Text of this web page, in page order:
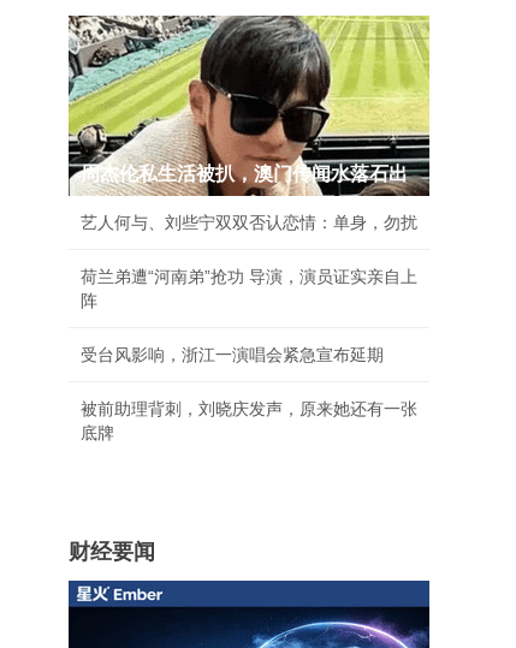
周杰伦私生活被扒，澳门传闻水落石出
艺人何与、刘些宁双双否认恋情：单身，勿扰
荷兰弟遭“河南弟”抢功 导演，演员证实亲自上
阵
受台风影响，浙江一演唱会紧急宣布延期
被前助理背刺，刘晓庆发声，原来她还有一张
底牌
财经要闻